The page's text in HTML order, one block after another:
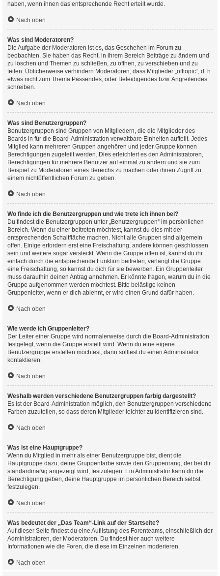
haben, wenn ihnen das entsprechende Recht erteilt wurde.
Nach oben
Was sind Moderatoren?
Die Aufgabe der Moderatoren ist es, das Geschehen im Forum zu
beobachten. Sie haben das Recht, in ihrem Bereich Beiträge zu ändern und
zu löschen und Themen zu schließen, zu öffnen, zu verschieben und zu
teilen. Üblicherweise verhindern Moderatoren, dass Mitglieder „offtopic“, d. h.
etwas nicht zum Thema Passendes, oder Beleidigendes bzw. Angreifendes
schreiben.
Nach oben
Was sind Benutzergruppen?
Benutzergruppen sind Gruppen von Mitgliedern, die die Mitglieder des
Boards in für die Board-Administration verwaltbare Einheiten aufteilt. Jedes
Mitglied kann mehreren Gruppen angehören und jeder Gruppe können
Berechtigungen zugeteilt werden. Dies erleichtert es den Administratoren,
Berechtigungen für mehrere Benutzer auf einmal zu ändern und sie zum
Beispiel zu Moderatoren eines Bereichs zu machen oder ihnen Zugriff zu
einem nichtöffentlichen Forum zu geben.
Nach oben
Wo finde ich die Benutzergruppen und wie trete ich ihnen bei?
Du findest die Benutzergruppen unter „Benutzergruppen“ im persönlichen
Bereich. Wenn du einer beitreten möchtest, kannst du dies mit der
entsprechenden Schaltfläche machen. Nicht alle Gruppen sind allgemein
offen. Einige erfordern erst eine Freischaltung, andere können geschlossen
sein und weitere sogar versteckt. Wenn die Gruppe offen ist, kannst du ihr
einfach durch die entsprechende Funktion beitreten; verlangt die Gruppe
eine Freischaltung, so kannst du dich für sie bewerben. Ein Gruppenleiter
muss daraufhin deinen Antrag annehmen. Er könnte fragen, warum du in die
Gruppe aufgenommen werden möchtest. Bitte belästige keinen
Gruppenleiter, wenn er dich ablehnt, er wird einen Grund dafür haben.
Nach oben
Wie werde ich Gruppenleiter?
Der Leiter einer Gruppe wird normalerweise durch die Board-Administration
festgelegt, wenn die Gruppe erstellt wird. Wenn du eine eigene
Benutzergruppe erstellen möchtest, dann solltest du einen Administrator
kontaktieren.
Nach oben
Weshalb werden verschiedene Benutzergruppen farbig dargestellt?
Es ist der Board-Administration möglich, den Benutzergruppen verschiedene
Farben zuzuteilen, so dass deren Mitglieder leichter zu identifizieren sind.
Nach oben
Was ist eine Hauptgruppe?
Wenn du Mitglied in mehr als einer Benutzergruppe bist, dient die
Hauptgruppe dazu, deine Gruppenfarbe sowie den Gruppenrang, der bei dir
standardmäßig angezeigt wird, festzulegen. Ein Administrator kann dir die
Berechtigung geben, deine Hauptgruppe im persönlichen Bereich selbst
festzulegen.
Nach oben
Was bedeutet der „Das Team“-Link auf der Startseite?
Auf dieser Seite findest du eine Auflistung des Forenteams, einschließlich der
Administratoren, der Moderatoren. Du findest hier auch weitere
Informationen wie die Foren, die diese im Einzelnen moderieren.
Nach oben